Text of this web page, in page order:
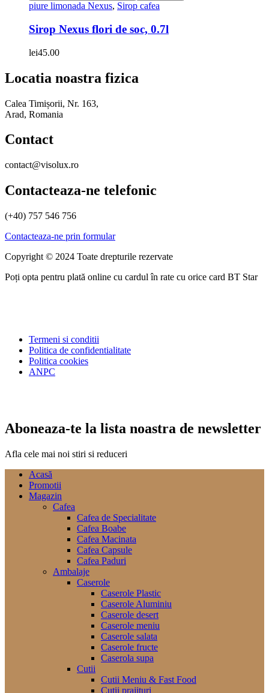
piure limonada Nexus, Sirop cafea
Sirop Nexus flori de soc, 0.7l
lei45.00
Locatia noastra fizica
Calea Timișorii, Nr. 163,
Arad, Romania
Contact
contact@visolux.ro
Contacteaza-ne telefonic
(+40) 757 546 756
Contacteaza-ne prin formular
Copyright © 2024 Toate drepturile rezervate
Poți opta pentru plată online cu cardul în rate cu orice card BT Star
Termeni si conditii
Politica de confidentialitate
Politica cookies
ANPC
Aboneaza-te la lista noastra de newsletter
Afla cele mai noi stiri si reduceri
Acasă
Promotii
Magazin
Cafea
Cafea de Specialitate
Cafea Boabe
Cafea Macinata
Cafea Capsule
Cafea Paduri
Ambalaje
Caserole
Caserole Plastic
Caserole Aluminiu
Caserole desert
Caserole meniu
Caserole salata
Caserole fructe
Caserola supa
Cutii
Cutii Meniu & Fast Food
Cutii prajituri